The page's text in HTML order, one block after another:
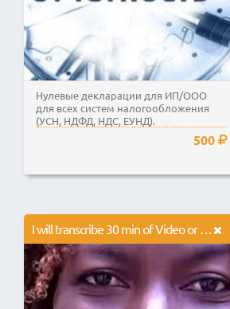
Нулевые декларации для ИП/ООО
для всех систем налогообложения
(УСН, НДФД, НДС, ЕУНД).
500
I will transcribe 30 min of Video or Audio